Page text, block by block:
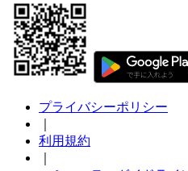
プライバシーポリシー
利用規約